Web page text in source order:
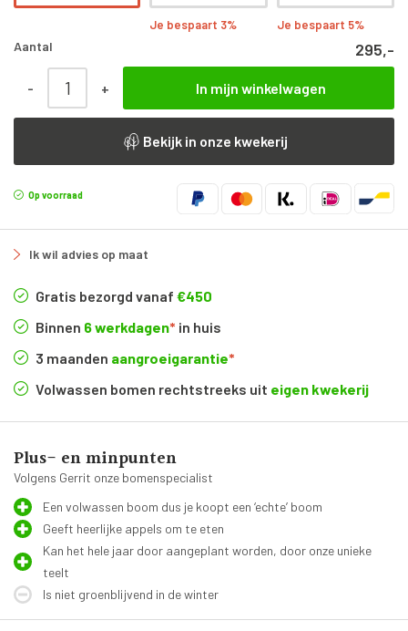
Je bespaart 3% Je bespaart 5%
Aantal 295,-
- + In mijn winkelwagen
Bekijk in onze kwekerij
Op voorraad
Ik wil advies op maat
Gratis bezorgd vanaf €450
Binnen 6 werkdagen* in huis
3 maanden aangroeigarantie*
Volwassen bomen rechtstreeks uit eigen kwekerij
Plus- en minpunten
Volgens Gerrit onze bomenspecialist
Een volwassen boom dus je koopt een ‘echte’ boom
Geeft heerlijke appels om te eten
Kan het hele jaar door aangeplant worden, door onze unieke
teelt
Is niet groenblijvend in de winter